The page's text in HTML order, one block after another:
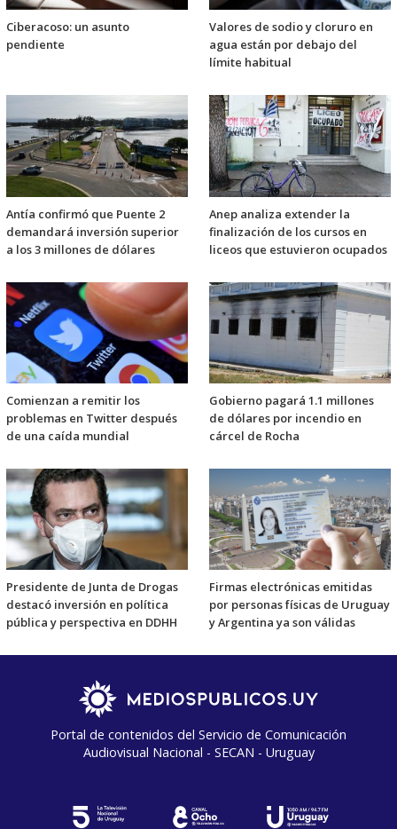
Ciberacoso: un asunto
pendiente
Valores de sodio y cloruro en
agua están por debajo del
límite habitual
Antía confirmó que Puente 2
demandará inversión superior
a los 3 millones de dólares
Anep analiza extender la
finalización de los cursos en
liceos que estuvieron ocupados
Comienzan a remitir los
problemas en Twitter después
de una caída mundial
Gobierno pagará 1.1 millones
de dólares por incendio en
cárcel de Rocha
Presidente de Junta de Drogas
destacó inversión en política
pública y perspectiva en DDHH
Firmas electrónicas emitidas
por personas físicas de Uruguay
y Argentina ya son válidas
Portal de contenidos del Servicio de Comunicación
Audiovisual Nacional - SECAN - Uruguay